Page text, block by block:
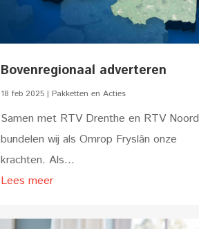
Bovenregionaal adverteren
18 feb 2025| Pakketten en Acties
Samen met RTV Drenthe en RTV Noord
bundelen wij als Omrop Fryslân onze
krachten. Als...
Lees meer